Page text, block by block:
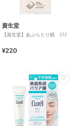
資生堂
【資生堂】あぶらとり紙 012
¥220